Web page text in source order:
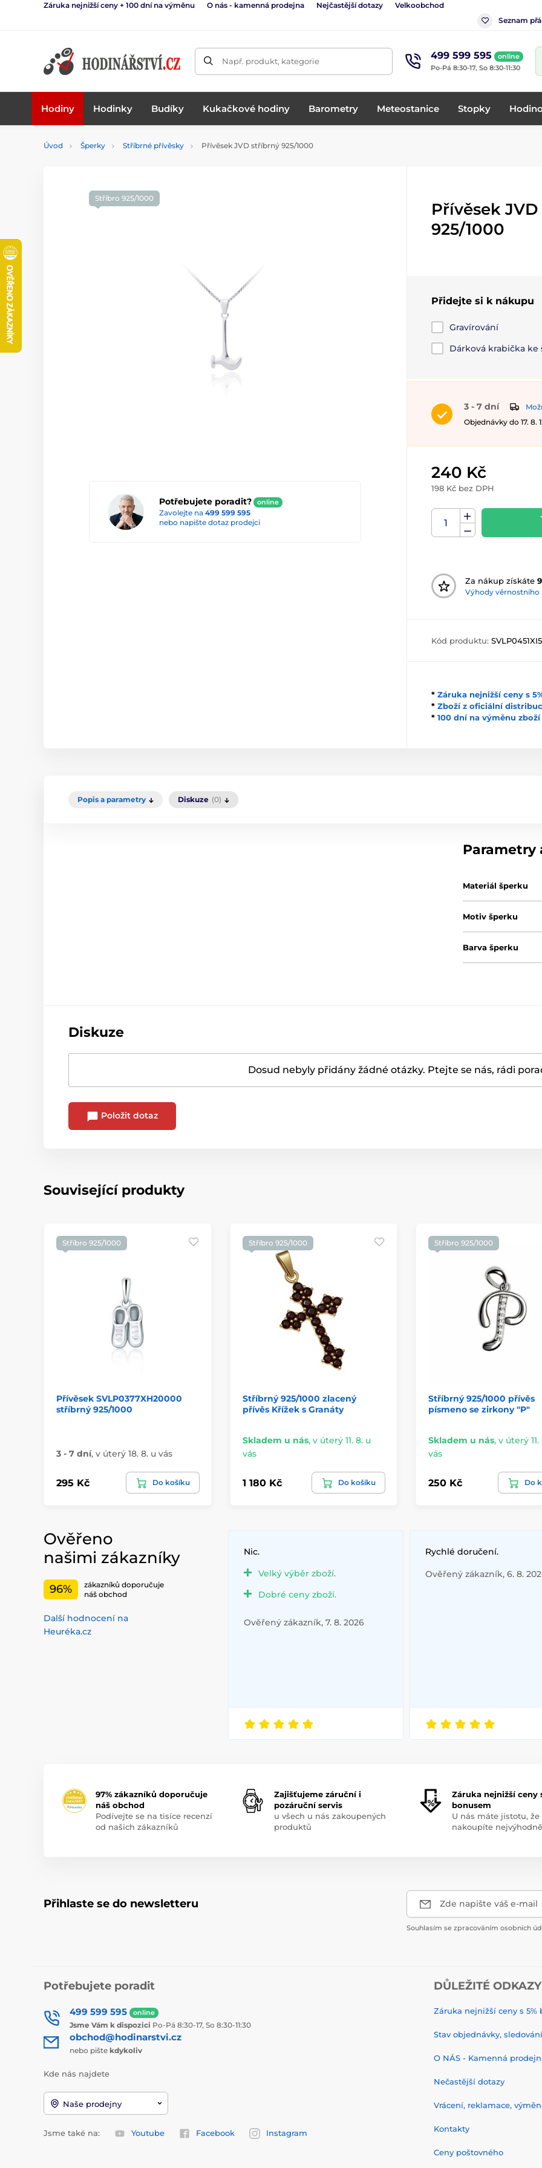
Záruka nejnižší ceny + 100 dní na výměnu O nás - kamenná prodejna Nejčastější dotazy Velkoobchod
Seznam
Např. produkt, kategorie 499 599 595
online
Po-Pá 8:30-17, So 8:30-11:30
Hodiny Hodinky Budíky Kukačkové hodiny Barometry Meteostanice Stopky
Úvod Šperky Stříbrné přívěsky Přívěsek JVD stříbrný 925/1000
Potřebujete poradit? online
Zavolejte na 499 599 595
nebo napište dotaz prodejci
Stříbro 925/1000
Přívěsek
925/1000
Přidejte si k nákupu
Gravírování
Dárková krabička ke
3 - 7 dní
Objednávky do 17. 8.
240 Kč
198 Kč bez DPH
Za nákup získáte
Výhody věrnostního
Kód produktu:
* Záruka nejnižší ceny s
* Zboží z oficiální
* 100 dní na výměnu zboží
Popis a parametry Diskuze (0)
Parametry
Materiál šperku
Motiv šperku
Barva šperku
Diskuze
Dosud nebyly přidány žádné otázky. Ptejte se nás, rádi
Položit dotaz
Související produkty
Stříbro 925/1000
Přívěsek SVLP0377XH20000
stříbrný 925/1000
3 - 7 dní, v úterý 18. 8. u vás
295 Kč Do košíku
Stříbro 925/1000
Stříbrný 925/1000 zlacený
přívěs Křížek s Granáty
Skladem u nás, v úterý 11. 8. u
vás
1 180 Kč Do košíku
Stříbro 925/1000
Stříbrný 925/1000 přívěs
písmeno se zirkony "P"
Skladem u nás, v úterý 11.
vás
250 Kč Do
Ověřeno
našimi zákazníky
96%
zákazníků doporučuje
náš obchod
Další hodnocení na
Heuréka.cz
Nic.
Velký výběr zboží.
Dobré ceny zboží.
Ověřený zákazník, 7. 8. 2026
Rychlé doručení.
Ověřený zákazník, 6. 8.
97% zákazníků doporučuje
náš obchod
Podívejte se na tisíce recenzí
od našich zákazníků
Zajišťujeme záruční i
pozáruční servis
u všech u nás zakoupených
produktů
Záruka nejnižší ceny
bonusem
U nás máte jistotu, že
nakoupíte
Přihlaste se do newsletteru Zde napište váš e-mail
Souhlasím se zpracováním osobních
Potřebujete poradit
499 599 595 online
Jsme Vám k dispozici Po-Pá 8:30-17, So 8:30-11:30
obchod@hodinarstvi.cz
nebo pište kdykoliv
Kde nás najdete
Naše prodejny
Jsme také na: Youtube Facebook Instagram
DŮLEŽITÉ ODKAZY
Záruka nejnižší ceny s 5%
Stav objednávky,
O NÁS - Kamenná
Nečastější dotazy
Vrácení, reklamace,
Kontakty
Ceny poštovného